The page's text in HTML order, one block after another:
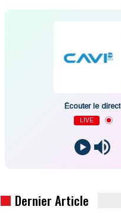
Écouter le direct
LIVE
Dernier Article